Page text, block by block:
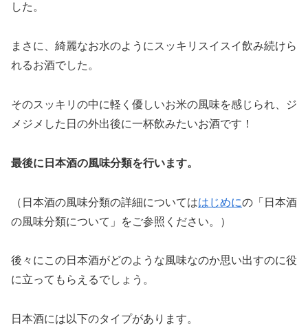
した。
まさに、綺麗なお水のようにスッキリスイスイ飲み続けら
れるお酒でした。
そのスッキリの中に軽く優しいお米の風味を感じられ、ジ
メジメした日の外出後に一杯飲みたいお酒です！
最後に日本酒の風味分類を行います。
（日本酒の風味分類の詳細についてははじめにの「日本酒
の風味分類について」をご参照ください。）
後々にこの日本酒がどのような風味なのか思い出すのに役
に立ってもらえるでしょう。
日本酒には以下のタイプがあります。